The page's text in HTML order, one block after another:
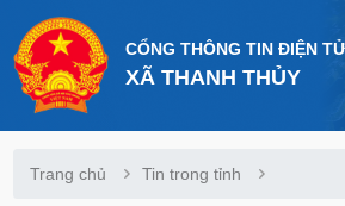
CỔNG THÔNG TIN ĐIỆN
XÃ THANH THỦY
Trang chủ Tin trong tỉnh